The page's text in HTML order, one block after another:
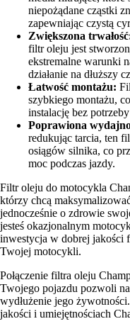
niepożądane cząstki
zapewniając czystą
Zwiększona
filtr oleju jest
ekstremalne warunki
działanie na dłuższy
Łatwość montażu:
szybkiego montażu,
instalację bez
Poprawiona
redukując tarcia, ten
osiągów silnika, co
moc podczas jazdy.
Filtr oleju do motocykla
którzy chcą
jednocześnie o zdrowie
jesteś okazjonalnym
inwestycja w dobrej jakości
Twojej motocykli.
Połączenie filtra oleju
Twojego pojazdu pozwoli
wydłużenie jego
jakości i umiejętnościach